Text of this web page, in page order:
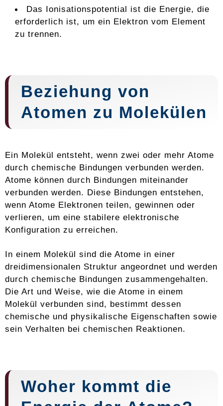
Das Ionisationspotential ist die Energie, die
erforderlich ist, um ein Elektron vom Element
zu trennen.
Beziehung von
Atomen zu Molekülen
Ein Molekül entsteht, wenn zwei oder mehr Atome
durch chemische Bindungen verbunden werden.
Atome können durch Bindungen miteinander
verbunden werden. Diese Bindungen entstehen,
wenn Atome Elektronen teilen, gewinnen oder
verlieren, um eine stabilere elektronische
Konfiguration zu erreichen.
In einem Molekül sind die Atome in einer
dreidimensionalen Struktur angeordnet und werden
durch chemische Bindungen zusammengehalten.
Die Art und Weise, wie die Atome in einem
Molekül verbunden sind, bestimmt dessen
chemische und physikalische Eigenschaften sowie
sein Verhalten bei chemischen Reaktionen.
Woher kommt die